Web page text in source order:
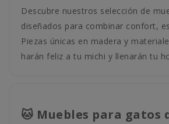
Descubre nuestros selección de
diseñados para combinar confort,
Piezas únicas en madera y
harán feliz a tu michi y llenarán tu
🐱 Muebles para gatos